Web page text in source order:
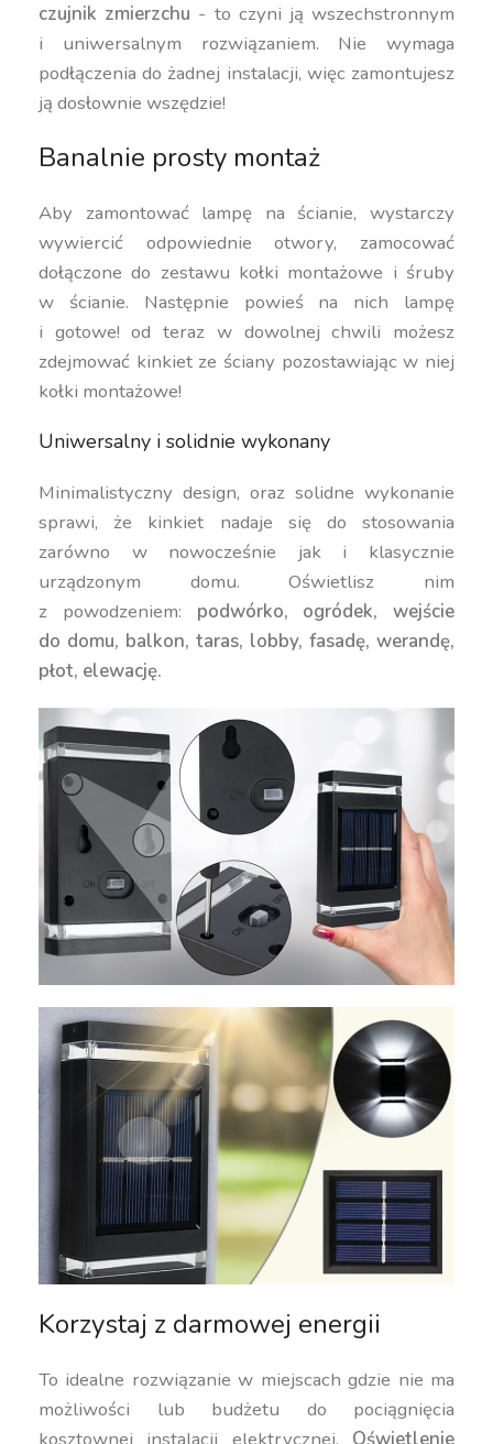
czujnik zmierzchu - to czyni ją wszechstronnym
i uniwersalnym rozwiązaniem. Nie wymaga
podłączenia do żadnej instalacji, więc zamontujesz
ją dosłownie wszędzie!
Banalnie prosty montaż
Aby zamontować lampę na ścianie, wystarczy
wywiercić odpowiednie otwory, zamocować
dołączone do zestawu kołki montażowe i śruby
w ścianie. Następnie powieś na nich lampę
i gotowe! od teraz w dowolnej chwili możesz
zdejmować kinkiet ze ściany pozostawiając w niej
kołki montażowe!
Uniwersalny i solidnie wykonany
Minimalistyczny design, oraz solidne wykonanie
sprawi, że kinkiet nadaje się do stosowania
zarówno w nowocześnie jak i klasycznie
urządzonym domu. Oświetlisz nim
z powodzeniem: podwórko, ogródek, wejście
do domu, balkon, taras, lobby, fasadę, werandę,
płot, elewację.
Korzystaj z darmowej energii
To idealne rozwiązanie w miejscach gdzie nie ma
możliwości lub budżetu do pociągnięcia